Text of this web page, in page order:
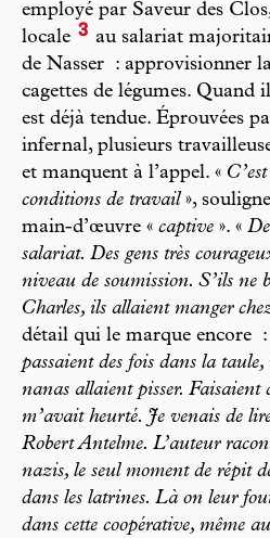
employé par Saveur des
locale 3 au salariat
de Nasser : approvisionner
cagettes de légumes. Quand
est déjà tendue. Éprouvées
infernal, plusieurs
et manquent à l’appel. «
conditions de travail»,
main-d’œuvre « captive ». «
salariat. Des gens très
niveau de soumission. S’ils ne
Charles, ils allaient manger
détail qui le marque encore :
passaient des fois dans la
nanas allaient pisser. Faisaient
m’avait heurté. Je venais de
Robert Antelme. L’auteur
nazis, le seul moment de répit
dans les latrines. Là on leur
dans cette coopérative, même